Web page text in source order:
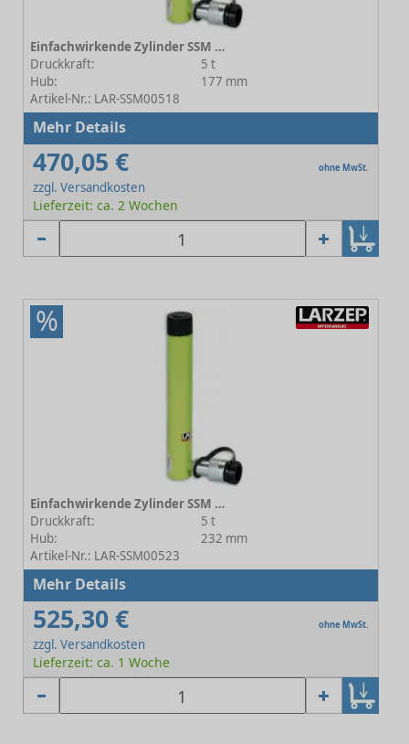
Einfachwirkende Zylinder SSM 00518
Druckkraft:
5 t
Hub:
177 mm
Artikel-Nr.: LAR-SSM00518
Mehr Details
470,05 € ohne MwSt.
zzgl. Versandkosten
Lieferzeit: ca. 2 Wochen
%
Einfachwirkende Zylinder SSM 00523
Druckkraft:
5 t
Hub:
232 mm
Artikel-Nr.: LAR-SSM00523
Mehr Details
525,30 € ohne MwSt.
zzgl. Versandkosten
Lieferzeit: ca. 1 Woche